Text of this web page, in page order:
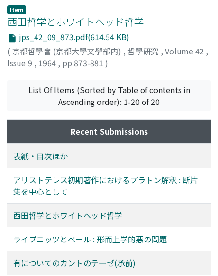
humaine aime la dispute, qu'elle entasse objections sur
objections et ne sait où s'arrêter. Il en conclut que
l'entendement infini de Dieu n'a rien de commun avec
la raison finie de l'homme. Leibniz nie absolument
l'existence de la vérité qui est contraire à la raison; il
est rationaliste. Mais il admet tacitement que la raison
direction de l'entendement divin, c'est-à-dire, de la foi.
Le rationalisme de Leibniz ne peut subsister sans
Bayle avoue que notre foi et notre raison ont chacune
leur propre vérité, et que ces deux sortes de vérités se
contedisent. Il est sceptique. Cependant il confesse que
seule la foi établie sur la ruine de la raison est la
véritable foi. Au fond du coeur, il est fidéiste, mais
fidéiste dangereux pour la religion chrétienne.
entwicklungsgeschichtliche Anschauung. The other is,
like Harold Cherniss', that Aristotle could not
understand the true issue of Plato's philosophy and did
nothing but criticize it without any consistency in his
own system. To test the legitimacy of these two views,
we can make use of the extant remains of Aristotle's
which clearly reflect his attitude towards his master in
the prime of his youth. So far as his treatment about
may remark on the following points: 1. The Pessimism
permeating Eudemus, said to be (by W. Jaeger) a
distinct trace of Platonism, is not the central message
of Phaedo, the theme of which is followed in Eudemus.
Rather, here we can perceive Aristotle's somehow
tendentious treatment of the theme of Phaedo. 2.
Aristotle used the term νοῦς instead of ψυχή to indicate
the distinctive faculty of soul. Here we notice his well-
thought out treatment in sharp definition, which
illustrates his mastery of Plato's later theory of soul. 3.
In his treatment of the so-called ψυχή-ἁρμονία
argument in contrast to Plato's, we observe a germ of
his own characteristic way of thinking which will later
Item
西田哲学とホワイトヘッド哲学
jps_42_09_873.pdf(614.54 KB)
( 京都哲學會 (京都大學文學部内) , 哲學研究 , Volume 42 ,
Issue 9 , 1964 , pp.873-881 )
List Of Items (Sorted by Table of contents in
Ascending order): 1-20 of 20
Recent Submissions
表紙・目次ほか
アリストテレス初期著作におけるプラトン解釈 : 断片
集を中心として
西田哲学とホワイトヘッド哲学
ライプニッツとベール : 形而上学的悪の問題
有についてのカントのテーゼ(承前)